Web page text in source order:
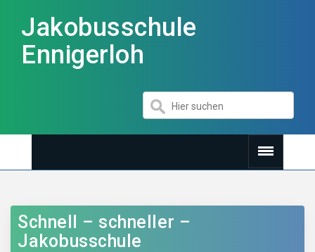
Jakobusschule
Ennigerloh
Schnell – schneller –
Jakobusschule